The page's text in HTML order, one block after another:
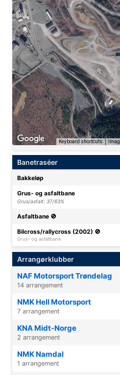
Keyboard shortcuts
Banetraséer
Bakkeløp
Grus- og asfaltbane
Grus/asfalt: 37/63%
Asfaltbane 🚫
Bilcross/rallycross (2002) 🚫
Grus- og asfaltbane
Arrangørklubber
NAF Motorsport Trøndelag
14 arrangement
NMK Hell Motorsport
7 arrangement
KNA Midt-Norge
2 arrangement
NMK Namdal
1 arrangement